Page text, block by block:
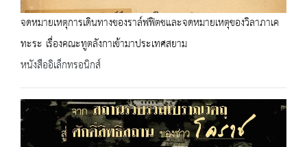
จดหมายเหตุการเดินทางของราล์ฟฟิตชและจดหมายเหตุของวิลาภาเค
ทะระ เรื่องคณะทูตลังกาเข้ามาประเทศสยาม
หนังสืออิเล็กทรอนิกส์